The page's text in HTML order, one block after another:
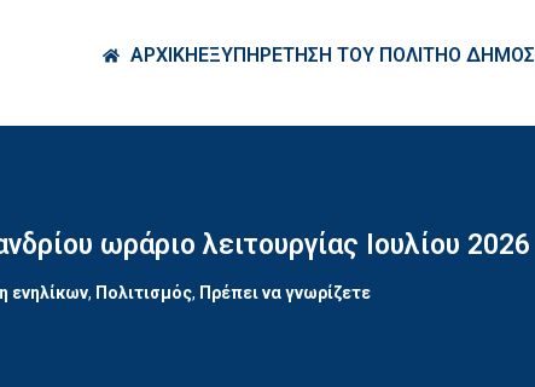
ΑΡΧΙΚΗΕΞΥΠΗΡΕΤΗΣΗ ΤΟΥ ΠΟΛΙΤΗΟ ΔΗΜΟΣ
ωράριο λειτουργίας Ιουλίου 2026
ενηλίκων, Πολιτισμός, Πρέπει να γνωρίζετε